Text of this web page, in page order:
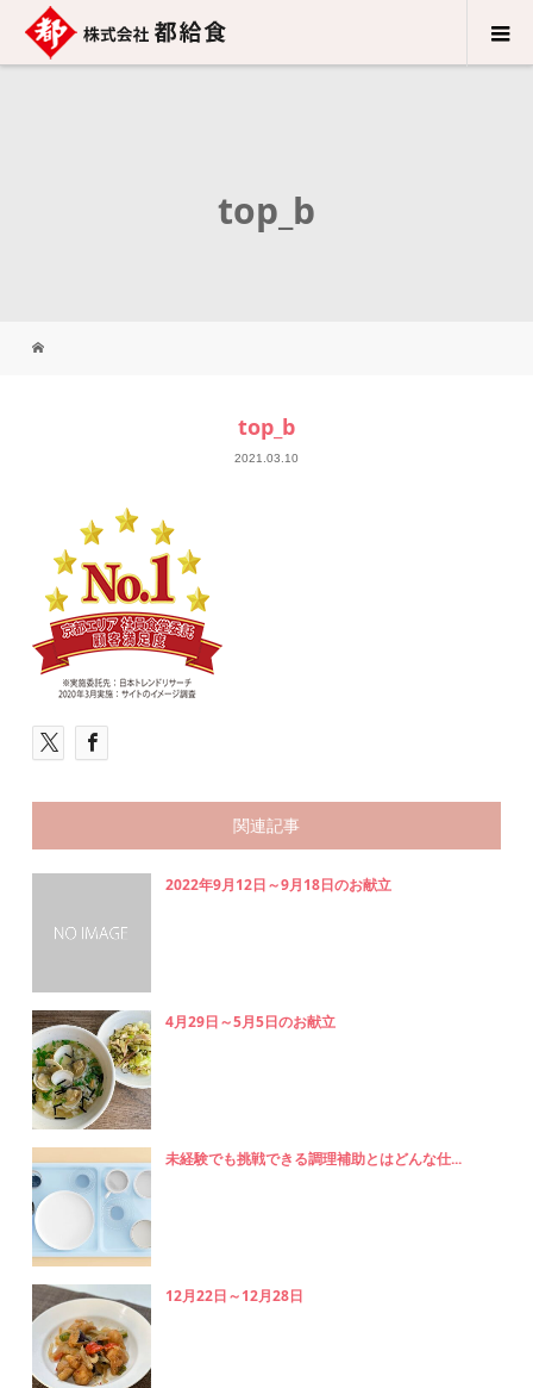
top_b
top_b
2021.03.10
関連記事
2022年9月12日～9月18日のお献立
4月29日～5月5日のお献立
未経験でも挑戦できる調理補助とはどんな仕...
12月22日～12月28日